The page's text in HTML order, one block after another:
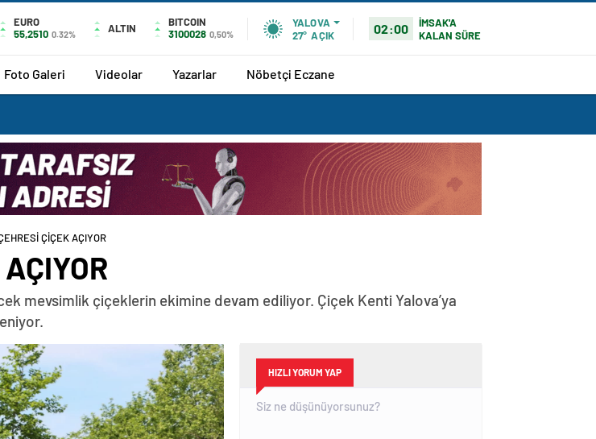
EURO
55,2510 0.32% ALTIN
BITCOIN
3100028 0,50%
YALOVA
27° AÇIK 02:00
İMSAK'A
KALAN SÜRE
Foto Galeri Videolar Yazarlar Nöbetçi Eczane
ÇİÇEK AÇIYOR
mevsimlik çiçeklerin ekimine devam ediliyor. Çiçek Kenti Yalova’ya
HIZLI YORUM YAP